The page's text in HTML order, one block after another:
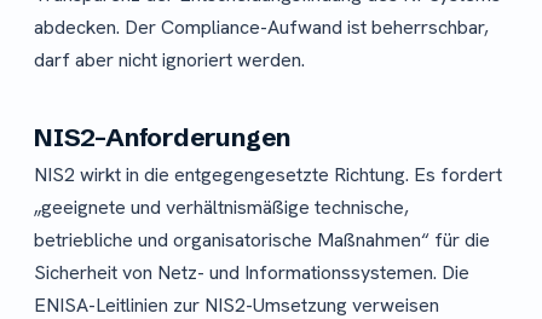
abdecken. Der Compliance-Aufwand ist beherrschbar,
darf aber nicht ignoriert werden.
NIS2-Anforderungen
NIS2 wirkt in die entgegengesetzte Richtung. Es fordert
„geeignete und verhältnismäßige technische,
betriebliche und organisatorische Maßnahmen“ für die
Sicherheit von Netz- und Informationssystemen. Die
ENISA-Leitlinien zur NIS2-Umsetzung verweisen